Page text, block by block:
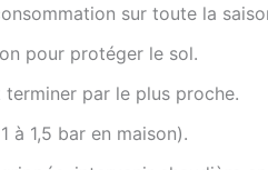
sur toute la
pour protéger le sol.
par le plus proche.
à 1,5 bar en maison).